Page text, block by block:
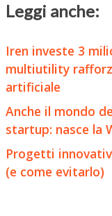
Leggi anche:
Iren investe 3
multiutility
artificiale
Anche il mondo
startup: nasce la
Progetti
(e come evitarlo)